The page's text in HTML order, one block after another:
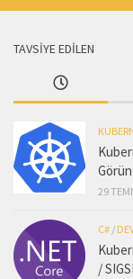
TAVSİYE EDİLEN
29
C# /
/